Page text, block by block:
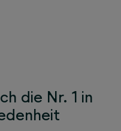
die Nr. 1 in